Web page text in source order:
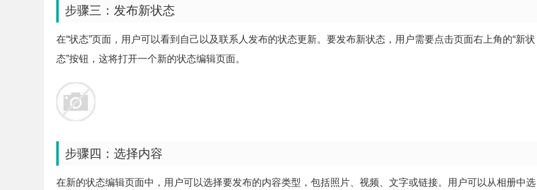
步骤三：发布新状态
在“状态”页面，用户可以看到自己以及联系人发布的状态更新。要发布新状态，用户需要点击页面右上角的“新状
态”按钮，这将打开一个新的状态编辑页面。
步骤四：选择内容
在新的状态编辑页面中，用户可以选择要发布的内容类型，包括照片、视频、文字或链接。用户可以从相册中选